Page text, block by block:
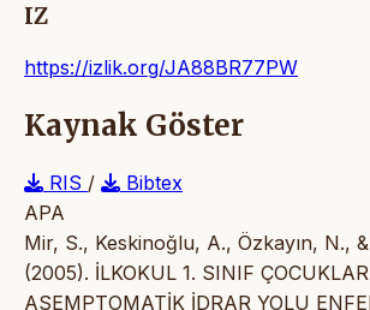
IZ
https://izlik.org/JA88BR77PW
Kaynak Göster
RIS /
Bibtex
APA
Mir, S., Keskinoğlu, A., Özkayın, N.,
(2005). İLKOKUL 1. SINIF
ASEMPTOMATİK İDRAR YOLU